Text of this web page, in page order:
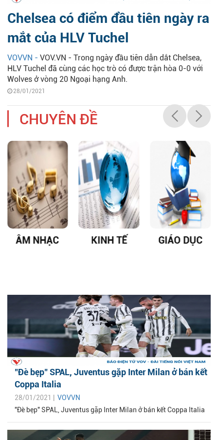
Chelsea có điểm đầu tiên ngày ra
mắt của HLV Tuchel
VOVVN - VOV.VN - Trong ngày đầu tiên dẫn dắt Chelsea,
HLV Tuchel đã cùng các học trò có được trận hòa 0-0 với
Wolves ở vòng 20 Ngoại hạng Anh.
28/01/2021
CHUYÊN ĐỀ
ÂM NHẠC KINH TẾ GIÁO DỤC
"Đè bẹp" SPAL, Juventus gặp Inter Milan ở bán kết
Coppa Italia
28/01/2021 | VOVVN
"Đè bẹp" SPAL, Juventus gặp Inter Milan ở bán kết Coppa Italia